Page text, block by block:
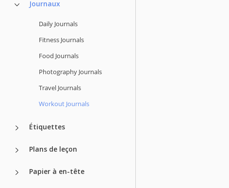
Journaux
Daily Journals
Fitness Journals
Food Journals
Photography Journals
Travel Journals
Workout Journals
Étiquettes
Plans de leçon
Papier à en-tête